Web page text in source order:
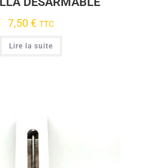
7,50€ TTC
Lire la suite